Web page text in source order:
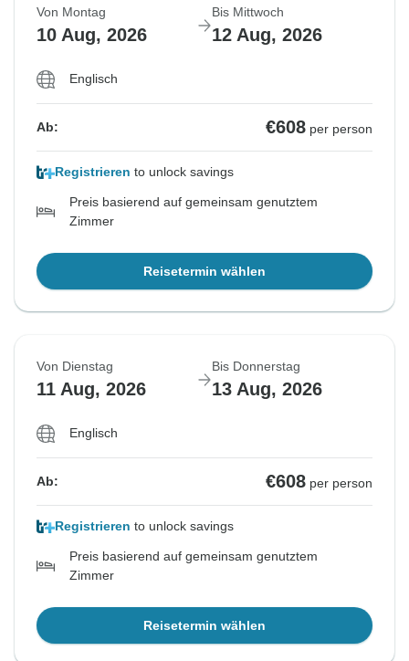
Von Montag
10 Aug, 2026
Bis Mittwoch
12 Aug, 2026
Englisch
Ab: €608 per person
Registrieren to unlock savings
Preis basierend auf gemeinsam genutztem
Zimmer
Reisetermin wählen
Von Dienstag
11 Aug, 2026
Bis Donnerstag
13 Aug, 2026
Englisch
Ab: €608 per person
Registrieren to unlock savings
Preis basierend auf gemeinsam genutztem
Zimmer
Reisetermin wählen